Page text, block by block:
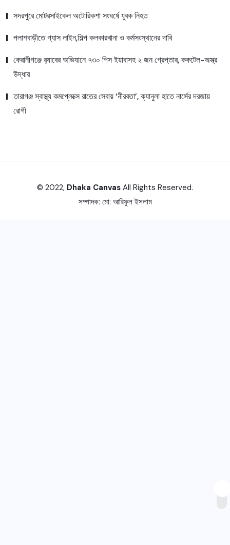
সদরপুরে মোটরসাইকেল অটোরিকশা সংঘর্ষে যুবক নিহত
পলাশবাড়ীতে গ্যাস লাইন,শিল্প কলকারখানা ও কর্মসংস্থানের দাবি
কেরানীগঞ্জে র‍্যাবের অভিযানে ৭৩০ পিস ইয়াবাসহ ২ জন গ্রেপ্তার, ককটেল-অস্ত্র
উদ্ধার
তারাগঞ্জ স্বাস্থ্য কমপ্লেক্সে রাতের সেবায় ‘নীরবতা’, ক্যানুলা হাতে নার্সের দরজায়
রোগী
© 2022, Dhaka Canvas All Rights Reserved.
সম্পাদক: মো: আরিফুল ইসলাম